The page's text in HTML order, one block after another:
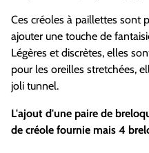
Ces créoles à paillettes sont
ajouter une touche de
Légères et discrètes, elles
pour les oreilles stretchées,
joli tunnel.
L'ajout d'une paire de
de créole fournie mais 4